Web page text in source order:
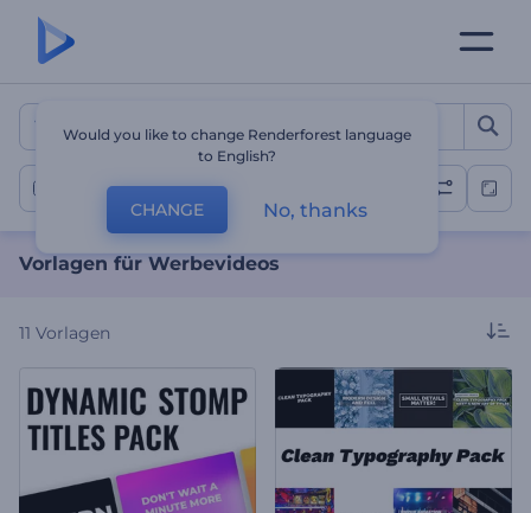
Vorlagen für Werbevideos
Werbevideos
Vorlagen für Werbevideos
11 Vorlagen
Would you like to change Renderforest language
to English?
CHANGE No, thanks